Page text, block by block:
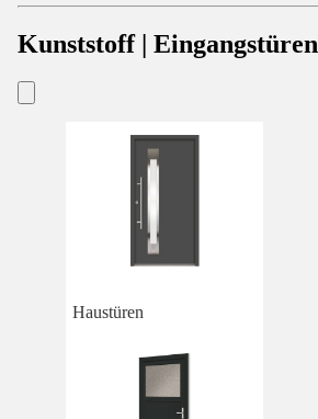
Kunststoff | Eingangstüren
Haustüren